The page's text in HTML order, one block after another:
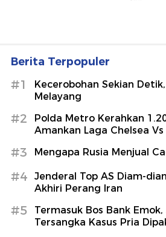
Berita Terpopuler
#1
Kecerobohan Sekian
Melayang
#2
Polda Metro Kerahkan
Amankan Laga Chelsea
#3 Mengapa Rusia Menjual
#4
Jenderal Top AS Diam-
Akhiri Perang Iran
#5
Termasuk Bos Bank
Tersangka Kasus Pria